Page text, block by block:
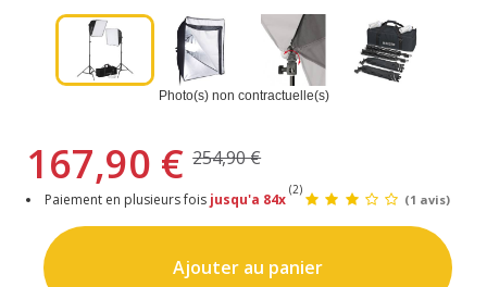
Photo(s) non contractuelle(s)
167,90 € 254,90 €
Paiement en plusieurs fois jusqu'a 84x
(2)
(1 avis)
Ajouter au panier